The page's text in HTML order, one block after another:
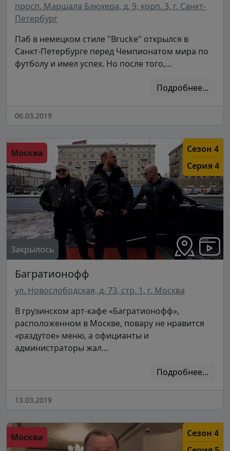
просп. Маршала Блюхера, д. 9, корп. 3, г. Санкт-
Петербург
Паб в немецком стиле "Brucke" открылся в
Санкт-Петербурге перед Чемпионатом мира по
футболу и имел успех. Но после того,...
Подробнее...
06.03.2019
Москва
Сезон 4
Серия 4
Закрылось
Багратионофф
ул. Новослободская, д. 73, стр. 1, г. Москва
В грузинском арт-кафе «Багратионофф»,
расположенном в Москве, повару не нравится
«раздутое» меню, а официанты и
администраторы жал...
Подробнее...
13.03.2019
Москва
Сезон 4